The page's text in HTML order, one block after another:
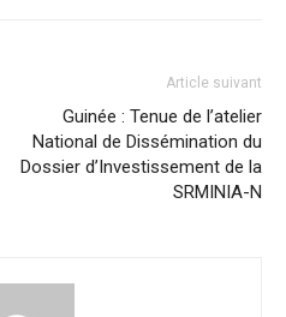
Article suivant
Guinée : Tenue de l’atelier
National de Dissémination du
Dossier d’Investissement de la
SRMINIA-N